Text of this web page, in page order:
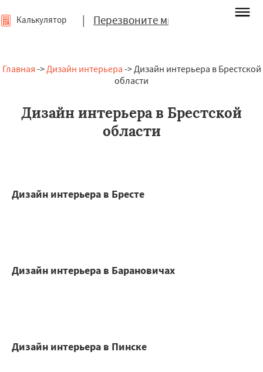
| Перезвоните мне
Калькулятор
Главная ->Дизайн интерьера -> Дизайн интерьера в Брестской
области
Дизайн интерьера в Брестской
области
Дизайн интерьера в Бресте
Дизайн интерьера в Барановичах
Дизайн интерьера в Пинске